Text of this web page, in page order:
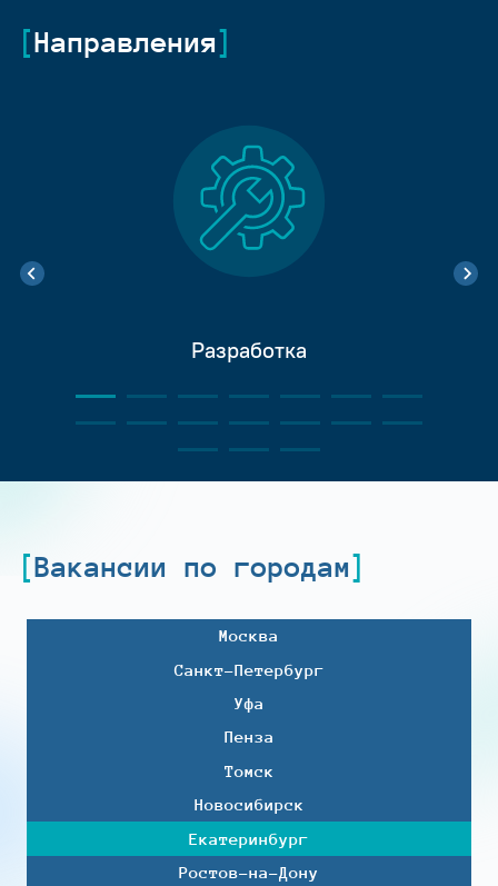
Направления
Разработка
Вакансии по городам
Москва
Санкт-Петербург
Уфа
Пенза
Томск
Новосибирск
Екатеринбург
Ростов-на-Дону